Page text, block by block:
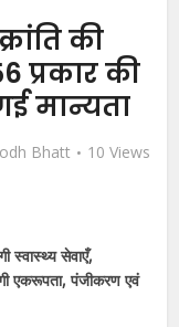
की
प्रकार की
मान्यता
Bhatt 10 Views
स्वास्थ्य सेवाएँ,
एकरूपता, पंजीकरण एवं